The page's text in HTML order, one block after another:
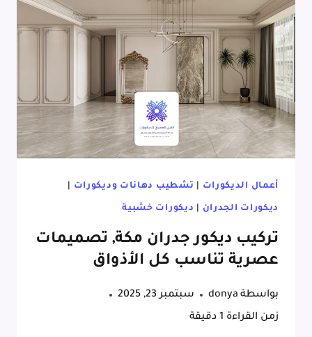
أعمال الديكورات تشطيب دهانات وديكورات
ديكورات الجدران ديكورات خشبية
تركيب ديكور جدران مكة, تصميمات
عصرية تناسب كل الأذواق
بواسطة donya
سبتمبر 23, 2025
زمن القراءة
دقيقة